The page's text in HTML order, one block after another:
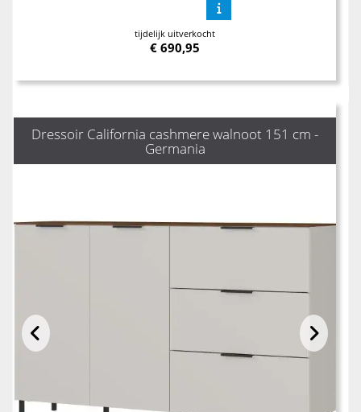
tijdelijk uitverkocht
€ 690,95
Dressoir California cashmere walnoot 151 cm -
Germania